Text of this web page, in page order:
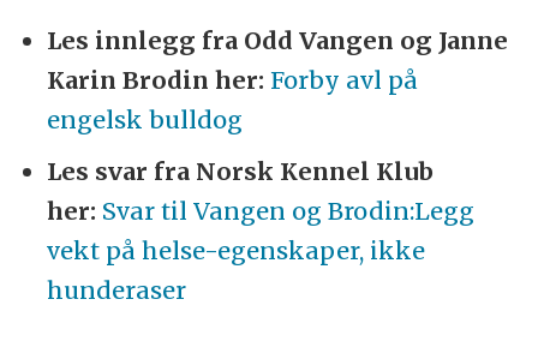
Les innlegg fra Odd Vangen og Janne
Karin Brodin her: Forby avl på
engelsk bulldog
Les svar fra Norsk Kennel Klub
her: Svar til Vangen og Brodin:Legg
vekt på helse-egenskaper, ikke
hunderaser